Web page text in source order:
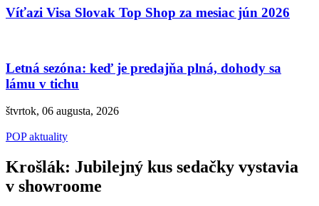
Víťazi Visa Slovak Top Shop za mesiac jún 2026
Letná sezóna: keď je predajňa plná, dohody sa
lámu v tichu
štvrtok, 06 augusta, 2026
POP aktuality
Krošlák: Jubilejný kus sedačky vystavia
v showroome